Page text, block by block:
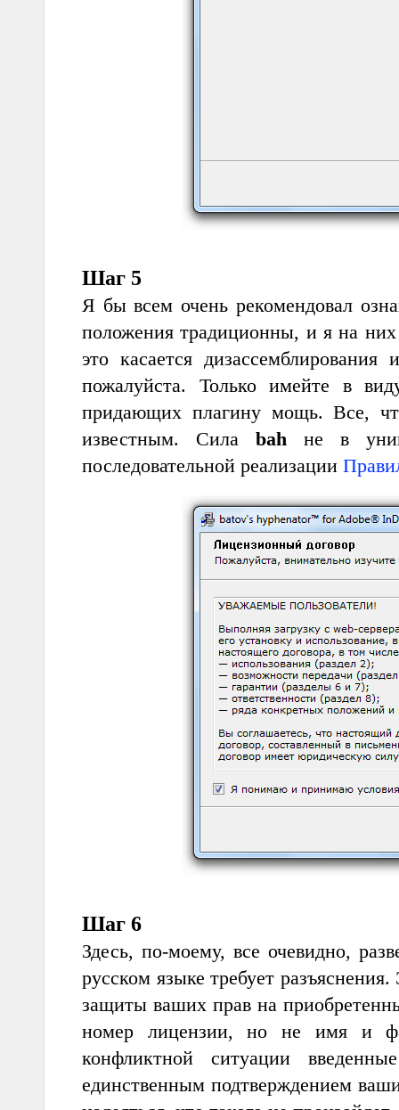
Шаг 5
Я бы всем очень рекомендовал
положения традиционны, и я на
это касается
пожалуйста. Только имейте в
придающих плагину мощь. Все,
известным. Сила bahне в
последовательной реализации
Шаг 6
Здесь, по-моему, все очевидно,
русском языке требует
защиты ваших прав на
номер лицен­зии, но не имя и
конфликтной ситуации
единственным подтверждением